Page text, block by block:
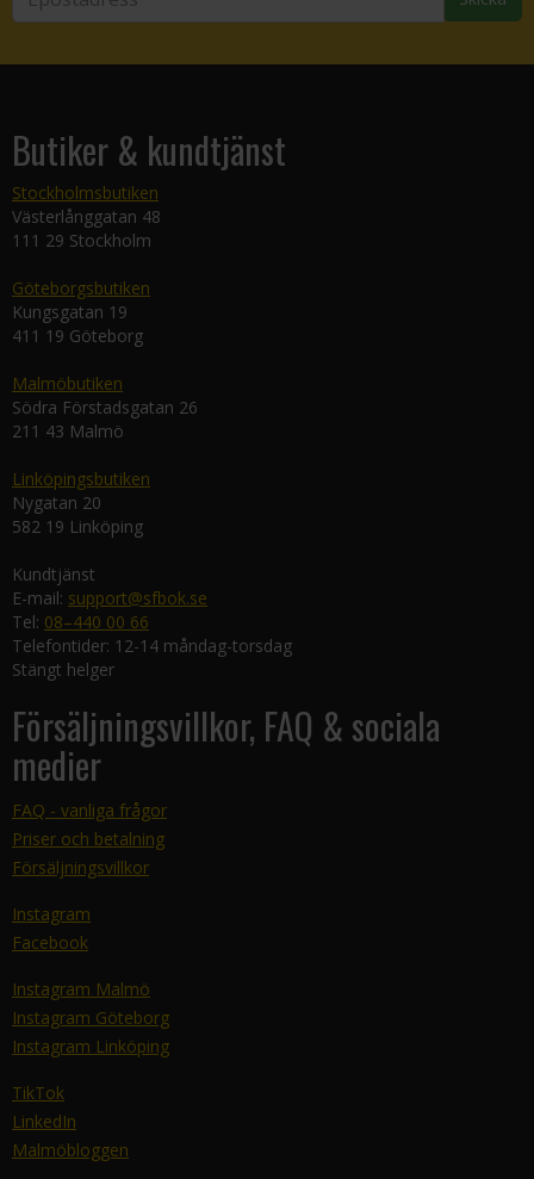
Butiker & kundtjänst
Stockholmsbutiken
Västerlånggatan 48
111 29 Stockholm
Göteborgsbutiken
Kungsgatan 19
411 19 Göteborg
Malmöbutiken
Södra Förstadsgatan 26
211 43 Malmö
Linköpingsbutiken
Nygatan 20
582 19 Linköping
Kundtjänst
E-mail: support@sfbok.se
Tel: 08–440 00 66
Telefontider: 12-14 måndag-torsdag
Stängt helger
Försäljningsvillkor, FAQ & sociala
medier
FAQ - vanliga frågor
Priser och betalning
Försäljningsvillkor
Instagram
Facebook
Instagram Malmö
Instagram Göteborg
Instagram Linköping
TikTok
LinkedIn
Malmöbloggen